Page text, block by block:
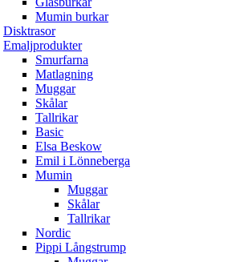
Mumin burkar
Disktrasor
Emaljprodukter
Smurfarna
Matlagning
Muggar
Skålar
Tallrikar
Basic
Elsa Beskow
Emil i Lönneberga
Mumin
Muggar
Skålar
Tallrikar
Nordic
Pippi Långstrump